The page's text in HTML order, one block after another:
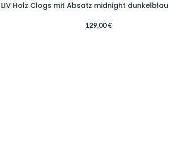
LIV Holz Clogs mit Absatz midnight dunkelblau
129,00€